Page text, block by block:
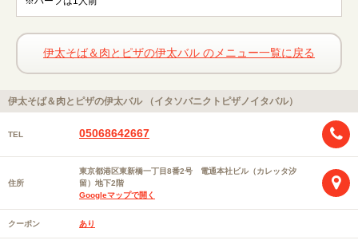
伊太そば＆肉とピザの伊太バル のメニュー一覧に戻る
伊太そば＆肉とピザの伊太バル （イタソバニクトピザノイタバル）
TEL 05068642667
住所
東京都港区東新橋一丁目8番2号 電通本社ビル（カレッタ汐
留）地下2階
Googleマップで開く
クーポン あり